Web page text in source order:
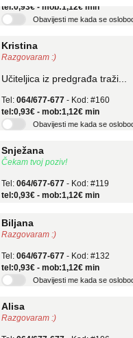
Obavijesti me kada se oslobodi
Razgovaram :)
Učiteljica iz predgrađa traži...
064/677-677
- Kod: #160
tel:0,93€ - mob:1,12€ min
Obavijesti me kada se oslobodi
Čekam tvoj poziv!
064/677-677
tel:0,93€ - mob:1,12€ min
Razgovaram :)
064/677-677
tel:0,93€ - mob:1,12€ min
Obavijesti me kada se oslobodi
Razgovaram :)
064/677-677